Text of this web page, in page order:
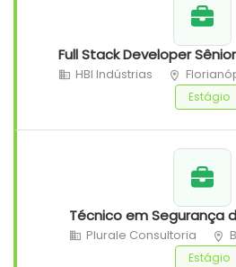
Full Stack Developer Sênior
HBI Indústrias
Estágio
Técnico em Segurança
Plurale Consultoria
Estágio